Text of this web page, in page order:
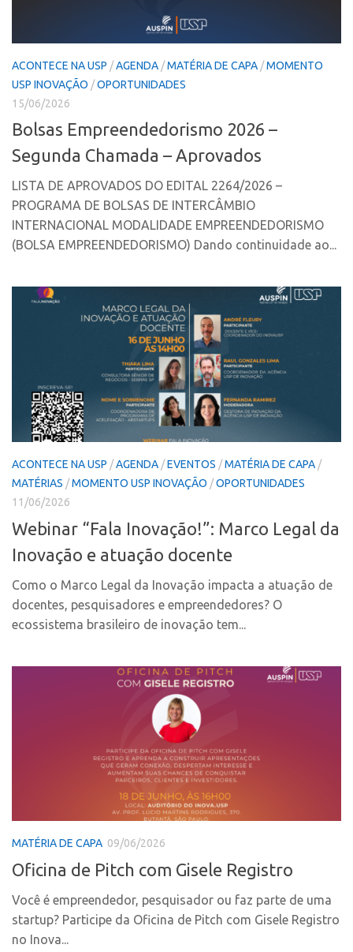
Parcerias PD&I
SPRINT
Exceções
Programas
Conexão USP
Patentes em Destaque
Inteligência Competitiva
Showroom de Tecnologias
Empreendedorismo
Jornada Empreendedora
Bolsas
Bolsa Startup USP
Prêmio USP de Empreendedorismo
Entidades
Pesquisa
EMBRAPIIs
CEPIDs
Bússola da Inovação
Agenda AUSPIN
SGE
Fala Inovação (Webinar)
SciBiz
ACONTECE NA USP /AGENDA /MATÉRIA DE CAPA /MOMENTO
USP INOVAÇÃO /OPORTUNIDADES
15/06/2026
Bolsas Empreendedorismo 2026 –
Segunda Chamada – Aprovados
LISTA DE APROVADOS DO EDITAL 2264/2026 –
PROGRAMA DE BOLSAS DE INTERCÂMBIO
INTERNACIONAL MODALIDADE EMPREENDEDORISMO
(BOLSA EMPREENDEDORISMO) Dando continuidade ao...
ACONTECE NA USP /AGENDA /EVENTOS /MATÉRIA DE CAPA /
MATÉRIAS /MOMENTO USP INOVAÇÃO /OPORTUNIDADES
11/06/2026
Webinar “Fala Inovação!”: Marco Legal da
Inovação e atuação docente
Como o Marco Legal da Inovação impacta a atuação de
docentes, pesquisadores e empreendedores? O
ecossistema brasileiro de inovação tem...
MATÉRIA DE CAPA 09/06/2026
Oficina de Pitch com Gisele Registro
Você é empreendedor, pesquisador ou faz parte de uma
startup? Participe da Oficina de Pitch com Gisele Registro
no Inova...